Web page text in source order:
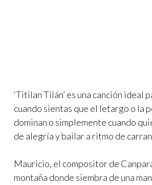
‘Titilan Tilán’ es una canción ideal
cuando sientas que el letargo o la
dominan o simplemente cuando
de alegría y bailar a ritmo de
Mauricio, el compositor de
montaña donde siembra de una